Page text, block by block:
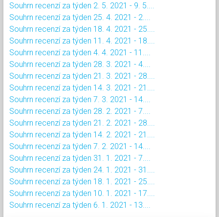
Souhrn recenzí za týden 2. 5. 2021 - 9. 5....
Souhrn recenzí za týden 25. 4. 2021 - 2....
Souhrn recenzí za týden 18. 4. 2021 - 25....
Souhrn recenzí za týden 11. 4. 2021 - 18....
Souhrn recenzí za týden 4. 4. 2021 - 11....
Souhrn recenzí za týden 28. 3. 2021 - 4....
Souhrn recenzí za týden 21. 3. 2021 - 28....
Souhrn recenzí za týden 14. 3. 2021 - 21....
Souhrn recenzí za týden 7. 3. 2021 - 14....
Souhrn recenzí za týden 28. 2. 2021 - 7....
Souhrn recenzí za týden 21. 2. 2021 - 28....
Souhrn recenzí za týden 14. 2. 2021 - 21....
Souhrn recenzí za týden 7. 2. 2021 - 14....
Souhrn recenzí za týden 31. 1. 2021 - 7....
Souhrn recenzí za týden 24. 1. 2021 - 31....
Souhrn recenzí za týden 18. 1. 2021 - 25....
Souhrn recenzí za týden 10. 1. 2021 - 17....
Souhrn recenzí za týden 6. 1. 2021 - 13....